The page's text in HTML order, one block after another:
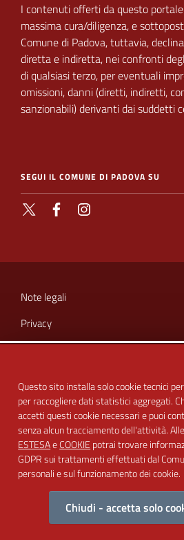
I contenuti offerti da questo
massima cura/diligenza, e
Comune di Padova,tuttavia,
diretta e indiretta, neiconfronti
di qualsiasi terzo, per eventuali
omissioni, danni (diretti, indiretti,
sanzionabili) derivanti dai suddetti
SEGUI IL COMUNE DI PADOVA SU
Facebook
UTILI
Note legali
Privacy
Cookie
Dichiarazione di accessibilità
Feedback accessibilità
Intervento realizzato con il contributo
del Progetto Alleanze
Questo sito installa solo cookie tecnici
per raccogliere dati statistici aggregati.
accetti questi cookie necessari e puoi
senza alcun tracciamento dell'attività.
ESTESAeCOOKIE potrai trovare
GDPR sui trattamenti effettuati dal
personali e sul funzionamento dei cookie.
Chiudi - accetta solo